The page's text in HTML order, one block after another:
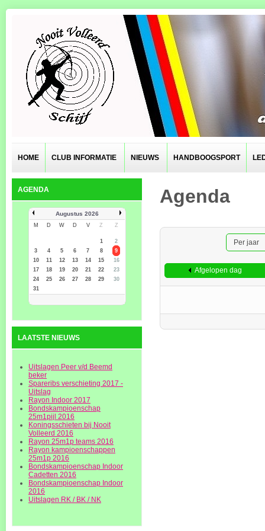
HOME CLUB INFORMATIE NIEUWS HANDBOOGSPORT
AGENDA
Augustus 2026
M D W D V Z Z
1
2
3
4 5 6 7 8
9
10
11 12 13 14 15
16
17
18 19 20 21 22
23
24
25 26 27 28 29
30
31
LAATSTE NIEUWS
Uitslagen Peer v/d Beemd
beker
Spareribs verschieting 2017 -
Uitslag
Rayon Indoor 2017
Bondskampioenschap
25m1pijl 2016
Koningsschieten bij Nooit
Volleerd 2016
Rayon 25m1p teams 2016
Rayon kampioenschappen
25m1p 2016
Bondskampioenschap Indoor
Cadetten 2016
Bondskampioenschap Indoor
2016
Uitslagen RK / BK / NK
Agenda
Per jaar
Afgelopen dag